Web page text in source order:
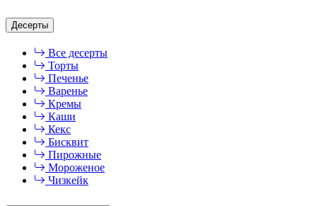
Десерты
Все десерты
Торты
Печенье
Варенье
Кремы
Каши
Кекс
Бисквит
Пирожные
Мороженое
Чизкейк